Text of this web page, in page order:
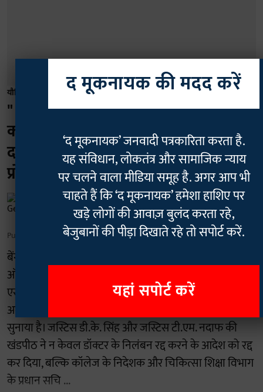
यौनिक हिंसा
" गुरु गोविंद दोऊ खड़े..." कबीर के दोहे से
कर्नाटक हाईकोर्ट ने बयां किया गुरु का
दर्जा, फिर छेड़छाड़ के आरोपी SIMS
प्रोफेसर को बताया 'सफेद कोट में भेड़िया'
Geetha Sunil Pillai
Published on 06 Aug 2026, 5:59 am
बेंगलुरु- कर्नाटक हाईकोर्ट की खंडपीठ ने शिमोगा इंस्टीट्यूट
ऑफ मेडिकल साइंसेज (SIMS) के जनरल सर्जरी विभाग के
एसोसिएट प्रोफेसर डॉ. अश्विन हेब्बर के खिलाफ चल रहे दो
अलग-अलग यौन उत्पीड़न मामलों में एक बेहद कड़ा फैसला
सुनाया है। जस्टिस डी.के. सिंह और जस्टिस टी.एम. नदाफ की
खंडपीठ ने न केवल डॉक्टर के निलंबन रद्द करने के आदेश को रद्द
कर दिया, बल्कि कॉलेज के निदेशक और चिकित्सा शिक्षा विभाग
के प्रधान सचि ...
द मूकनायक की मदद करें
‘द मूकनायक’ जनवादी पत्रकारिता करता है.
यह संविधान, लोकतंत्र और सामाजिक न्याय
पर चलने वाला मीडिया समूह है. अगर आप भी
चाहते हैं कि ‘द मूकनायक’ हमेशा हाशिए पर
खड़े लोगों की आवाज़ बुलंद करता रहे,
बेजुबानों की पीड़ा दिखाते रहे तो सपोर्ट करें.
यहां सपोर्ट करें